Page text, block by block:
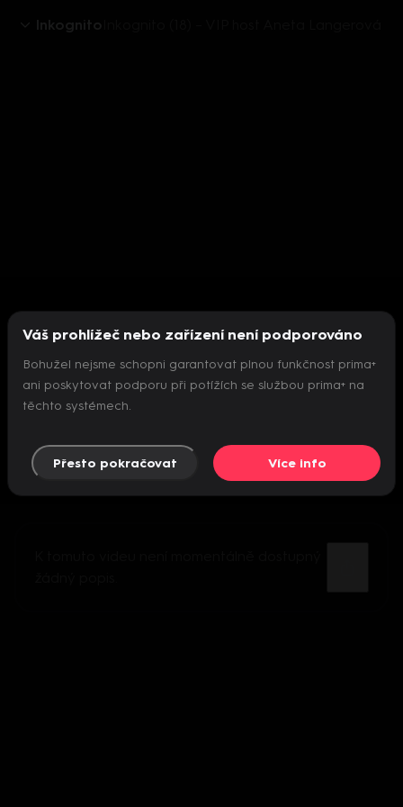
Inkognito
Nepodařilo se inicializovat přehrávač
Váš prohlížeč nebo zařízení není podporováno
Bohužel nejsme schopni garantovat plnou funkčnost prima+
ani poskytovat podporu při potížích se službou prima+ na
těchto systémech.
Přesto pokračovat Více info